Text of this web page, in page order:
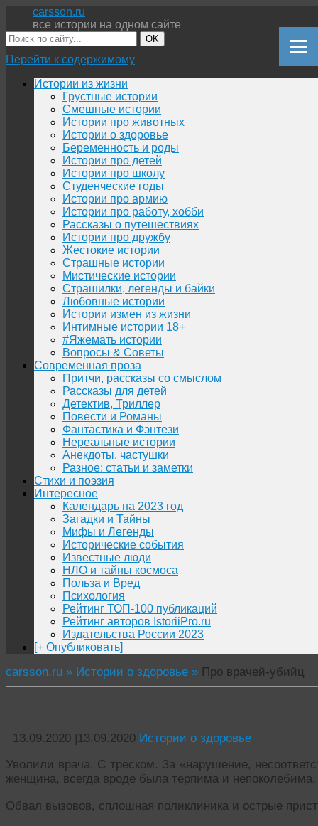
carsson.ru
все истории на одном сайте
OK
Перейти к содержимому
Истории из жизни
Грустные истории
Смешные истории
Истории про животных
Истории о здоровье
Беременность и роды
Истории про детей
Истории про школу
Студенческие годы
Истории про армию
Истории про работу, хобби
Рассказы о путешествиях
Истории про дружбу
Жестокие истории
Страшные истории
Мистические истории
Страшилки, легенды и байки
Любовные истории
Истории измен из жизни
Интимные истории 18+
#Яжемать истории
Вопросы & Советы
Современная проза
Притчи, рассказы со смыслом
Рассказы для детей
Детектив, Триллер
Повести и Романы
Фантастика и Фэнтези
Нереальные истории
Анекдоты, частушки
Разное: статьи и заметки
Стихи и поэзия
Интересное
Календарь на 2023 год
Загадки и Тайны
Мифы и Легенды
Исторические события
Известные люди
НЛО и тайны космоса
Польза и Вред
Психология
Рейтинг ТОП-100 публикаций
Рейтинг авторов IstoriiPro.ru
Издательства России 2023
[+ Опубликовать]
carsson.ru » Истории о здоровье » Про врачей-убийц
13.09.2020 |13.09.2020 Истории о здоровье
Уволили врача. С треском. За «нарушение,
женщина, всегда вроде была терпима и непоколебима,
Обвал вызовов, сплошная поликлиника и острые